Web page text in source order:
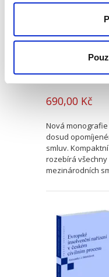
Alexander J.
690,00 Kč
Nová
dosud
smluv.
rozebírá
mezinárodních